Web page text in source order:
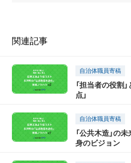
関連記事
自治体職員寄稿
「担当者の役割
点」
自治体職員寄稿
「公共木造」の
身のビジョン